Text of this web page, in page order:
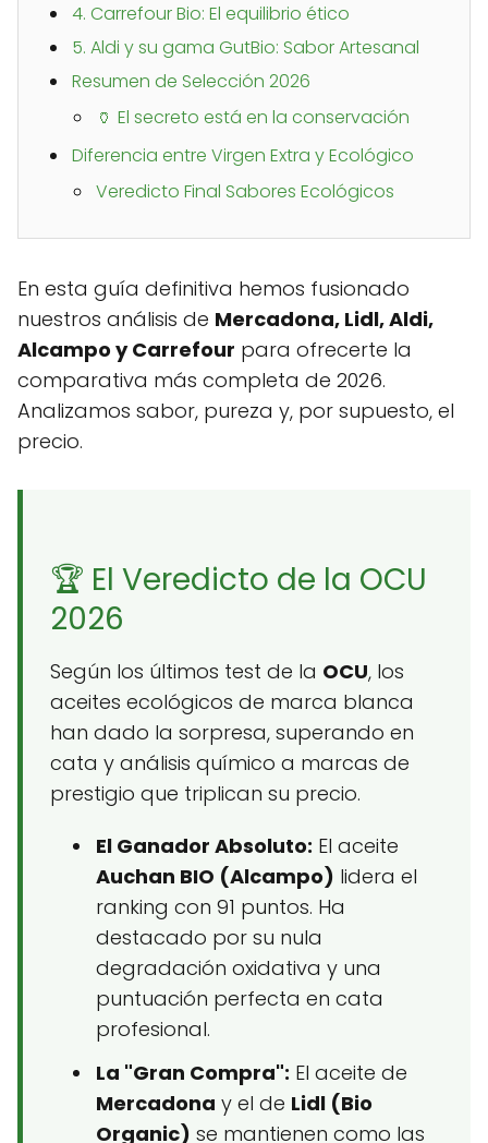
4. Carrefour Bio: El equilibrio ético
5. Aldi y su gama GutBio: Sabor Artesanal
Resumen de Selección 2026
🏺 El secreto está en la conservación
Diferencia entre Virgen Extra y Ecológico
Veredicto Final Sabores Ecológicos
En esta guía definitiva hemos fusionado
nuestros análisis de Mercadona, Lidl, Aldi,
Alcampo y Carrefour para ofrecerte la
comparativa más completa de 2026.
Analizamos sabor, pureza y, por supuesto, el
precio.
🏆 El Veredicto de la OCU
2026
Según los últimos test de la OCU, los
aceites ecológicos de marca blanca
han dado la sorpresa, superando en
cata y análisis químico a marcas de
prestigio que triplican su precio.
El Ganador Absoluto: El aceite
Auchan BIO (Alcampo) lidera el
ranking con 91 puntos. Ha
destacado por su nula
degradación oxidativa y una
puntuación perfecta en cata
profesional.
La "Gran Compra": El aceite de
Mercadona y el de Lidl (Bio
Organic) se mantienen como las